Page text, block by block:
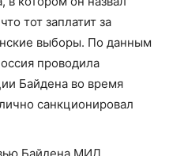
тот заплатит за
выборы. По данным
проводила
Байдена во время
санкционировал
Байдена МИД